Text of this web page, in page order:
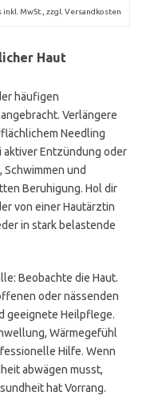
inkl. MwSt., zzgl. Versandkosten
Haut
häufigen
Verlängere
Needling
aktiver Entzündung oder
und
Beruhigung. Hol dir
von einer Hautärztin
in stark belastende
Beobachte die Haut.
oder nässenden
geeignete Heilpflege.
Wärmegefühl
Hilfe. Wenn
abwägen musst,
hat Vorrang.